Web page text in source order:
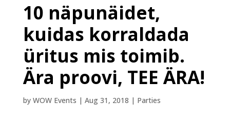
10 näpunäidet,
kuidas korraldada
üritus mis toimib.
Ära proovi, TEE ÄRA!
by WOW Events | Aug 31, 2018 | Parties